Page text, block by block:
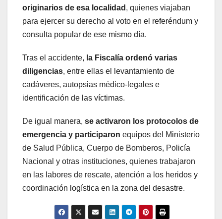
originarios de esa localidad , quienes viajaban
para ejercer su derecho al voto en el referéndum y
consulta popular de ese mismo día.
Tras el accidente, la Fiscalía ordenó varias
diligencias, entre ellas el levantamiento de
cadáveres, autopsias médico-legales e
identificación de las víctimas.
De igual manera, se activaron los protocolos de
emergencia y participaron equipos del Ministerio
de Salud Pública, Cuerpo de Bomberos, Policía
Nacional y otras instituciones, quienes trabajaron
en las labores de rescate, atención a los heridos y
coordinación logística en la zona del desastre.